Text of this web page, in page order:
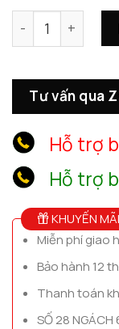
Đôi Chim Én
Tư vấn qua
Hỗ trợ
Hỗ trợ
KHUYẾN MÃI
Miễn phí giao
Bảo hành 12
Thanh toán
SỐ 28 NGÁCH